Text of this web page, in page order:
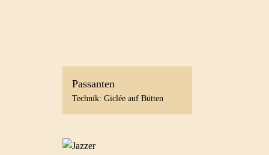
Passanten
Technik: Giclée auf Bütten